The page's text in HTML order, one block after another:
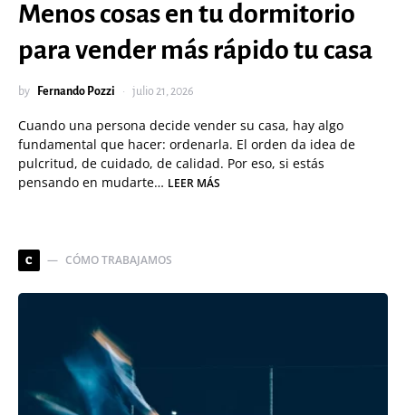
Menos cosas en tu dormitorio
para vender más rápido tu casa
by Fernando Pozzi julio 21, 2026
Cuando una persona decide vender su casa, hay algo
fundamental que hacer: ordenarla. El orden da idea de
pulcritud, de cuidado, de calidad. Por eso, si estás
pensando en mudarte… LEER MÁS
C CÓMO TRABAJAMOS